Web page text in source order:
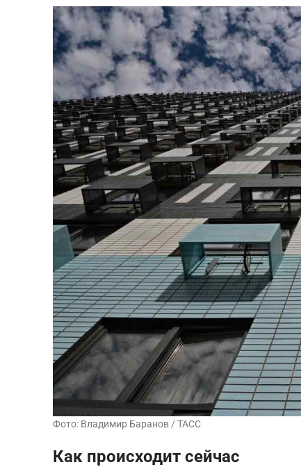
Фото: Владимир Баранов / ТАСС
Как происходит сейчас